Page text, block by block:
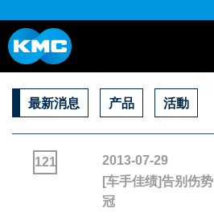
最新消息 产品 活動
121
2013-07-29
[车手佳绩]告别伤
冠